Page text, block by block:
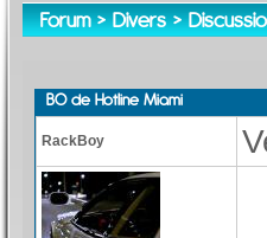
Forum>Divers>
BO de Hotline Miami
RackBoy